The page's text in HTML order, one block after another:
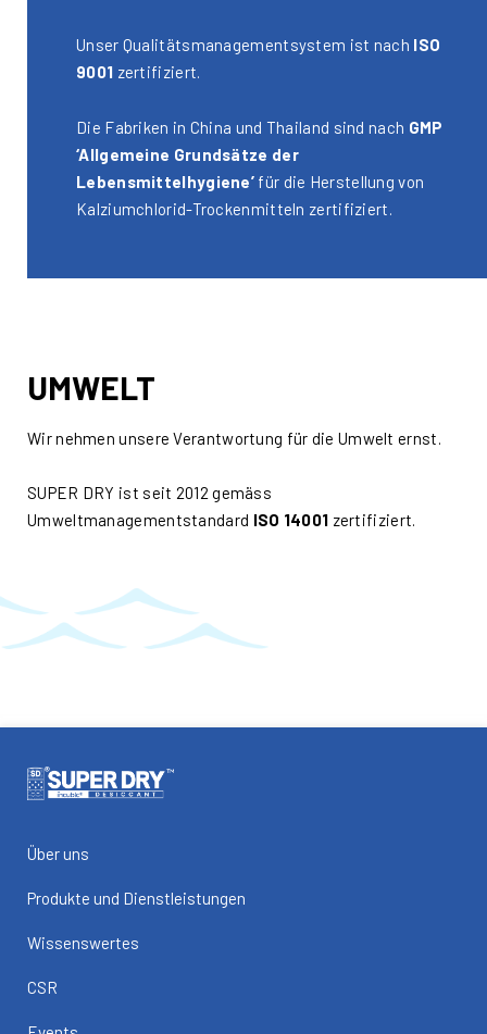
Unser Qualitätsmanagementsystem ist nach ISO
9001 zertifiziert.
Die Fabriken in China und Thailand sind nach GMP
‘Allgemeine Grundsätze der
Lebensmittelhygiene’ für die Herstellung von
Kalziumchlorid-Trockenmitteln zertifiziert.
UMWELT
Wir nehmen unsere Verantwortung für die Umwelt ernst.
SUPER DRY ist seit 2012 gemäss
Umweltmanagementstandard ISO 14001 zertifiziert.
Über uns
Produkte und Dienstleistungen
Wissenswertes
CSR